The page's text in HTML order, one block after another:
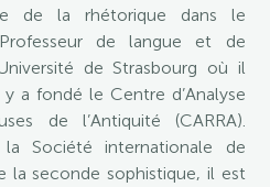
de la rhétorique dans le
de langue et de
de Strasbourg où il
a fondé le Centre d’Analyse
de l’Antiquité (CARRA).
Société internationale de
la seconde sophistique, il est